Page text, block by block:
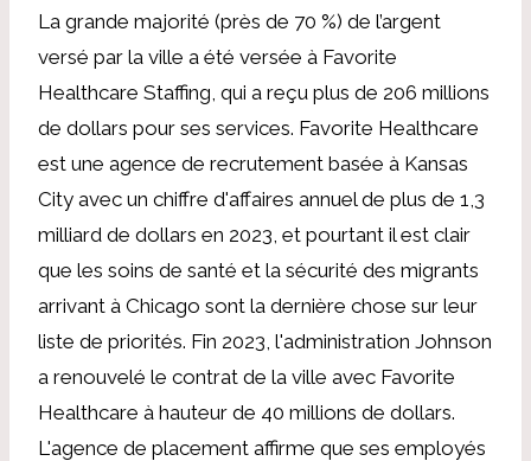
La grande majorité (près de 70 %) de l’argent
versé par la ville a été versée à Favorite
Healthcare Staffing, qui a reçu plus de 206 millions
de dollars pour ses services. Favorite Healthcare
est une agence de recrutement basée à Kansas
City avec un chiffre d'affaires annuel de plus de 1,3
milliard de dollars en 2023, et pourtant il est clair
que les soins de santé et la sécurité des migrants
arrivant à Chicago sont la dernière chose sur leur
liste de priorités. Fin 2023, l'administration Johnson
a renouvelé le contrat de la ville avec Favorite
Healthcare à hauteur de 40 millions de dollars.
L'agence de placement affirme que ses employés